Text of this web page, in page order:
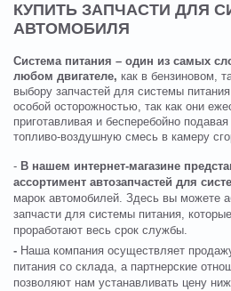
КУПИТЬ ЗАПЧАСТИ ДЛЯ
АВТОМОБИЛЯ
Система питания – один из самых
любом двигателе, как в бензиновом,
выбору запчастей для системы
особой осторожностью, так как они
приготавливая и бесперебойно
топливо-воздушную смесь в камеру
- В нашем интернет-магазине
ассортимент автозапчастей для
марок автомобилей. Здесь вы можете
запчасти для системы питания,
проработают весь срок службы.
- Наша компания осуществляет
питания со склада, а партнерские
позволяют нам устанавливать цену